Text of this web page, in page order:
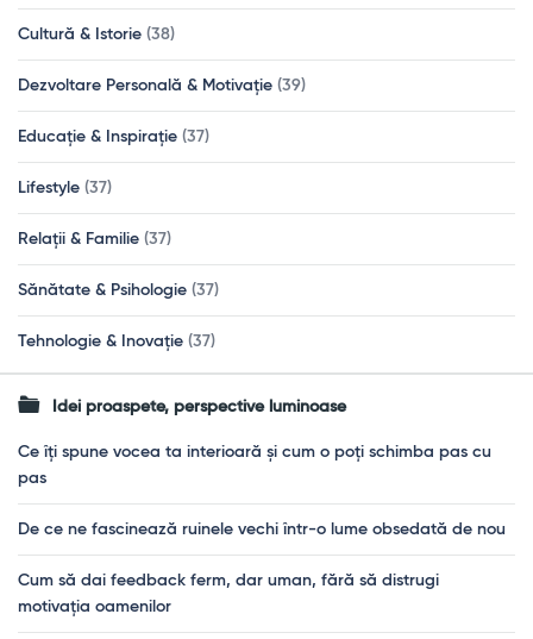
Cultură & Istorie (38)
Dezvoltare Personală & Motivație (39)
Educație & Inspirație (37)
Lifestyle (37)
Relații & Familie (37)
Sănătate & Psihologie (37)
Tehnologie & Inovație (37)
Idei proaspete, perspective luminoase
Ce îți spune vocea ta interioară și cum o poți schimba pas cu
pas
De ce ne fascinează ruinele vechi într-o lume obsedată de nou
Cum să dai feedback ferm, dar uman, fără să distrugi
motivația oamenilor